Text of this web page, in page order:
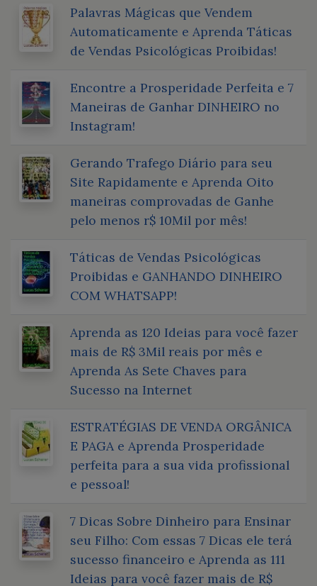
Palavras Mágicas que Vendem
Automaticamente e Aprenda Táticas
de Vendas Psicológicas Proibidas!
Encontre a Prosperidade Perfeita e 7
Maneiras de Ganhar DINHEIRO no
Instagram!
Gerando Trafego Diário para seu
Site Rapidamente e Aprenda Oito
maneiras comprovadas de Ganhe
pelo menos r$ 10Mil por mês!
Táticas de Vendas Psicológicas
Proibidas e GANHANDO DINHEIRO
COM WHATSAPP!
Aprenda as 120 Ideias para você fazer
mais de R$ 3Mil reais por mês e
Aprenda As Sete Chaves para
Sucesso na Internet
ESTRATÉGIAS DE VENDA ORGÂNICA
E PAGA e Aprenda Prosperidade
perfeita para a sua vida profissional
e pessoal!
7 Dicas Sobre Dinheiro para Ensinar
seu Filho: Com essas 7 Dicas ele terá
sucesso financeiro e Aprenda as 111
Ideias para você fazer mais de R$